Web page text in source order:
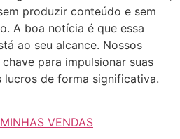
produzir conteúdo e sem
A boa notícia é que essa
ao seu alcance. Nossos
para impulsionar suas
lucros de forma significativa.
VENDAS